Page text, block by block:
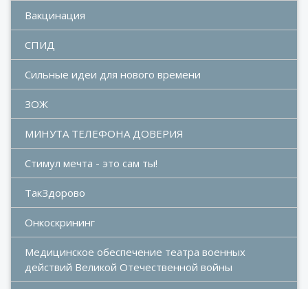
Вакцинация
СПИД
Сильные идеи для нового времени
ЗОЖ
МИНУТА ТЕЛЕФОНА ДОВЕРИЯ
Стимул мечта - это сам ты!
ТакЗдорово
Онкоскрининг
Медицинское обеспечение театра военных
действий Великой Отечественной войны